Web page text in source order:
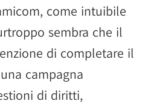
come intuibile
sembra che il
di completare il
campagna
di diritti,